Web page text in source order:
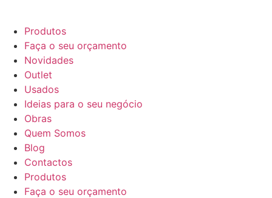
Produtos
Faça o seu orçamento
Novidades
Outlet
Usados
Ideias para o seu negócio
Obras
Quem Somos
Blog
Contactos
Produtos
Faça o seu orçamento